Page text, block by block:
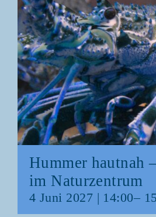
Hum­mer haut­nah
im Naturzentrum
4 Juni 2027 | 14:00–